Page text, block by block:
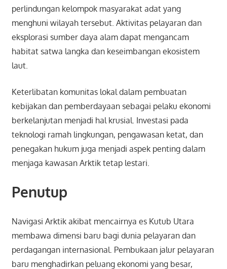
perlindungan kelompok masyarakat adat yang
menghuni wilayah tersebut. Aktivitas pelayaran dan
eksplorasi sumber daya alam dapat mengancam
habitat satwa langka dan keseimbangan ekosistem
laut.
Keterlibatan komunitas lokal dalam pembuatan
kebijakan dan pemberdayaan sebagai pelaku ekonomi
berkelanjutan menjadi hal krusial. Investasi pada
teknologi ramah lingkungan, pengawasan ketat, dan
penegakan hukum juga menjadi aspek penting dalam
menjaga kawasan Arktik tetap lestari.
Penutup
Navigasi Arktik akibat mencairnya es Kutub Utara
membawa dimensi baru bagi dunia pelayaran dan
perdagangan internasional. Pembukaan jalur pelayaran
baru menghadirkan peluang ekonomi yang besar,